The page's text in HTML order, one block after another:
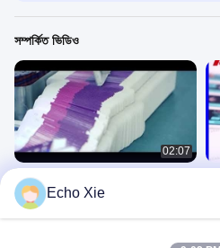
সম্পর্কিত ভিডিও
02:07
বোতল লেবেল প্রিন্টিং, ১০ মিলি লেবেল ডিজাইন,
www.viallabel.com
Steroids Labels Printing
Echo Xie